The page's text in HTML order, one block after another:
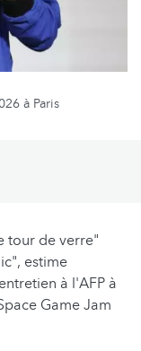
à Paris
tour de verre"
estime
à l'AFP à
Game Jam